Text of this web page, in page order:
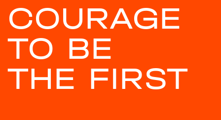
COURAGE
TO BE
THE FIRST